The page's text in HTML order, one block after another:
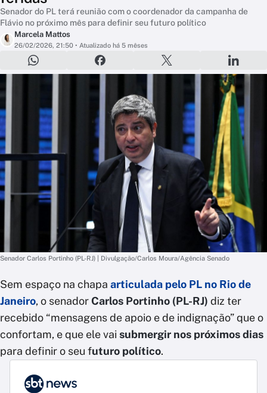
Senador do PL terá reunião com o coordenador da campanha de
Flávio no próximo mês para definir seu futuro político
Marcela Mattos
26/02/2026, 21:50 • Atualizado há 5 mêses
Senador Carlos Portinho (PL-RJ) | Divulgação/Carlos Moura/Agência Senado
Sem espaço na chapa articulada pelo PL no Rio de
Janeiro, o senadorCarlos Portinho (PL-RJ) diz ter
recebido “mensagens de apoio e de indignação” que o
confortam, e que ele vai submergir nos próximos dias
para definir o seu futuro político.